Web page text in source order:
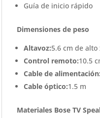
Guía de inicio rápido
Dimensiones de peso
Altavoz:5.6 cm de
Control remoto:10.5
Cable de alimentación:
Cable óptico:1.5 m
Materiales Bose TV